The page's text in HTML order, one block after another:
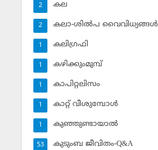
കല
2
കലാ-ശില്‍പ വൈവിധ്യങ്ങള്‍
2
കലിഗ്രഫി
1
കഴിക്കുംമുമ്പ്
1
കാപിറ്റലിസം
1
കാറ്റ് വീശുമ്പോള്‍
1
കുഞ്ഞുണ്ടായാല്‍
1
കുടുംബ ജീവിതം-Q&A
53